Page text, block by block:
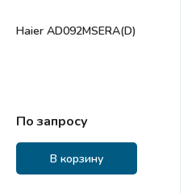
Haier AD092MSERA(D)
По запросу
В корзину